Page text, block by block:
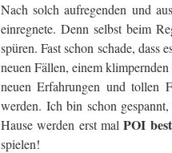
Nach solch aufregenden und
einregnete. Denn selbst beim
spüren. Fast schon schade,
neuen Fällen, einem
neuen Erfahrungen und tollen
werden. Ich bin schon
Hause werden erst malPOI
spielen!